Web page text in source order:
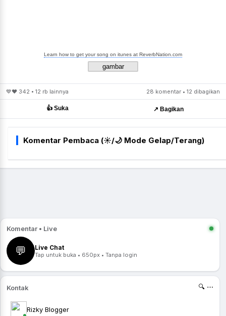
Learn how to get your song on itunes at ReverbNation.com
💙❤️ 342 • 12 rb lainnya 28 komentar • 12 dibagikan
👍 Suka ↗️ Bagikan
Komentar Pembaca (☀️/🌙 Mode Gelap/Terang)
Komentar • Live
💬 Live Chat
Tap untuk buka • 650px • Tanpa login
Kontak 🔍 ⋯
Rizky Blogger